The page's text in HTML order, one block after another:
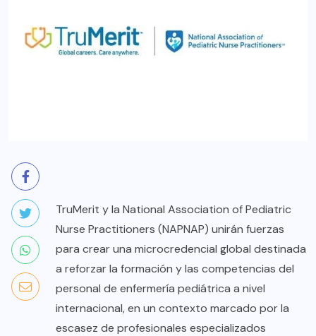
TruMerit y la National Association of Pediatric
Nurse Practitioners (NAPNAP) unirán fuerzas
para crear una microcredencial global destinada
a reforzar la formación y las competencias del
personal de enfermería pediátrica a nivel
internacional, en un contexto marcado por la
escasez de profesionales especializados